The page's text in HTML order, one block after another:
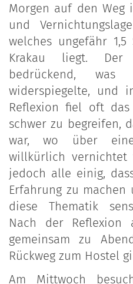
Morgen auf den Weg
und
welches ungefähr
Krakau liegt.
bedrückend,
widerspiegelte, und
Reflexion fiel oft das
schwer zu begreifen,
war, wo über
willkürlich vernichtet
jedoch alle einig,
Erfahrung zu
diese Thematik
Nach der
gemeinsam zu
Rückweg zum Hostel
Am Mittwoch